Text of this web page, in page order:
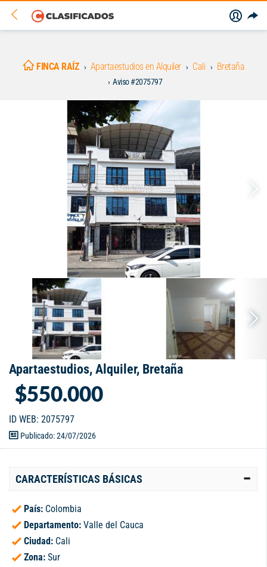
FINCA RAÍZ Apartaestudios en Alquiler Cali Bretaña
Aviso #2075797
Apartaestudios, Alquiler, Bretaña
$550.000
ID WEB: 2075797
Publicado: 24/07/2026
CARACTERÍSTICAS BÁSICAS
País: Colombia
Departamento: Valle del Cauca
Ciudad: Cali
Zona: Sur